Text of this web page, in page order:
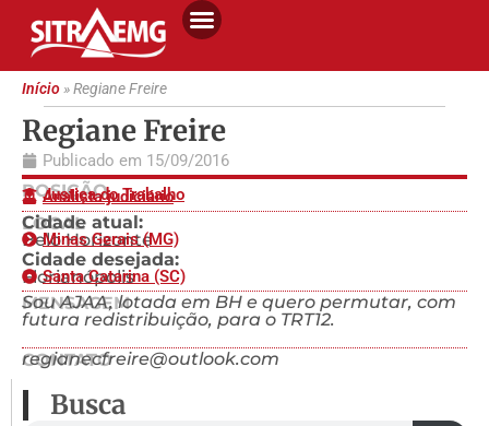
Início»Regiane Freire
Regiane Freire
Publicado em 15/09/2016
POSIÇÃO
Justiça do Trabalho
Analista judiciário
LOCAL
Cidade atual:
Belo Horizonte
Minas Gerais (MG)
Cidade desejada:
Florianópolis
Santa Catarina (SC)
MENSAGEM
Sou AJAA, lotada em BH e quero permutar, com
futura redistribuição, para o TRT12.
CONTATO
regianecfreire@outlook.com
Busca